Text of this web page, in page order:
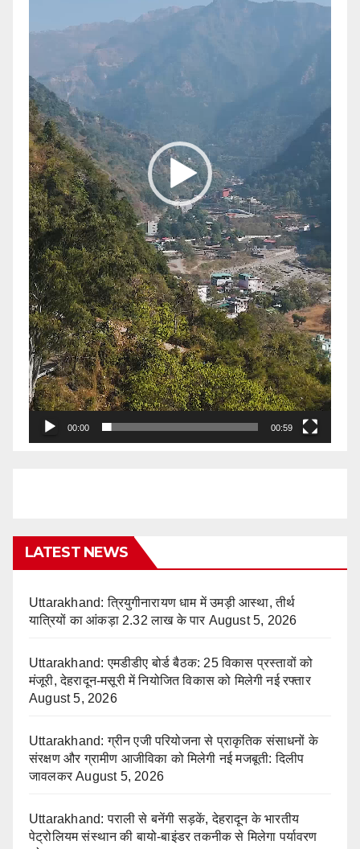
00:00 00:59
LATEST NEWS
Uttarakhand: त्रियुगीनारायण धाम में उमड़ी आस्था, तीर्थ
यात्रियों का आंकड़ा 2.32 लाख के पार August 5, 2026
Uttarakhand: एमडीडीए बोर्ड बैठक: 25 विकास प्रस्तावों को
मंजूरी, देहरादून-मसूरी में नियोजित विकास को मिलेगी नई रफ्तार
August 5, 2026
Uttarakhand: ग्रीन एजी परियोजना से प्राकृतिक संसाधनों के
संरक्षण और ग्रामीण आजीविका को मिलेगी नई मजबूती: दिलीप
जावलकर August 5, 2026
Uttarakhand: पराली से बनेंगी सड़कें, देहरादून के भारतीय
पेट्रोलियम संस्थान की बायो-बाइंडर तकनीक से मिलेगा पर्यावरण